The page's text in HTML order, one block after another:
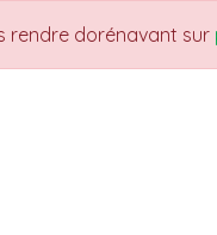
rendre dorénavant sur